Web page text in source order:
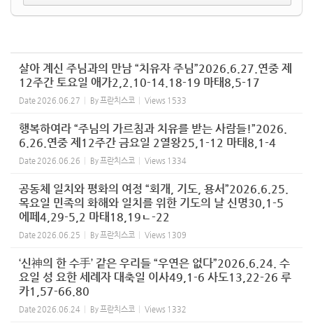
살아 계신 주님과의 만남 “치유자 주님”2026.6.27.연중 제
12주간 토요일 애가2,2.10-14.18-19 마태8,5-17
Date 2026.06.27 By프란치스코 Views 1533
행복하여라 “주님의 가르침과 치유를 받는 사람들!”2026.
6.26.연중 제12주간 금요일 2열왕25,1-12 마태8,1-4
Date 2026.06.26 By프란치스코 Views 1334
공동체 일치와 평화의 여정 “회개, 기도, 용서”2026.6.25.
목요일 민족의 화해와 일치를 위한 기도의 날 신명30,1-5
에페4,29-5,2 마태18,19ㄴ-22
Date 2026.06.25 By프란치스코 Views 1309
‘신神의 한 수手’ 같은 우리들 “우연은 없다”2026.6.24. 수
요일 성 요한 세례자 대축일 이사49,1-6 사도13,22-26 루
카1,57-66.80
Date 2026.06.24 By프란치스코 Views 1332